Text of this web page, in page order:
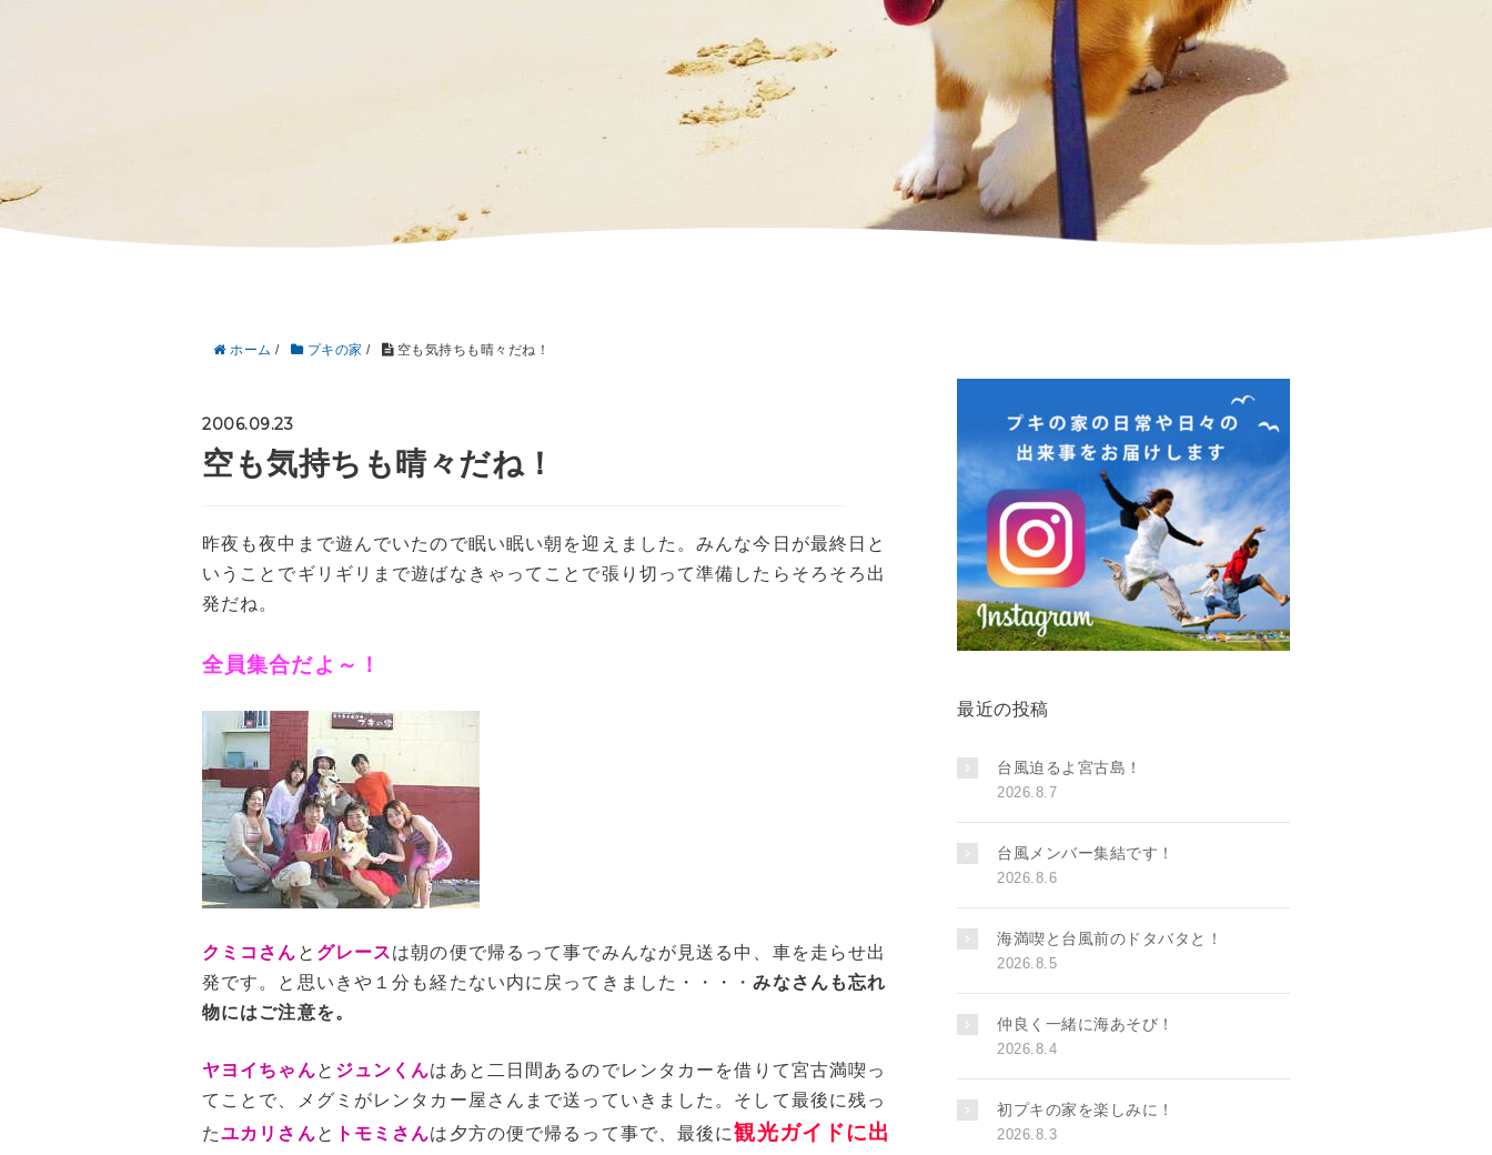
ホーム / プキの家 / 空も気持ちも晴々だね！
2006.09.23
空も気持ちも晴々だね！
昨夜も夜中まで遊んでいたので眠い眠い朝を迎えました。みんな今日が最終日と
いうことでギリギリまで遊ばなきゃってことで張り切って準備したらそろそろ出
発だね。
全員集合だよ～！
クミコさん と グレースは朝の便で帰るって事でみんなが見送る中、車を走らせ出
発です。と思いきや１分も経たない内に戻ってきました・・・・みなさんも忘れ
物にはご注意を。
ヤヨイちゃんと ジュンくんはあと二日間あるのでレンタカーを借りて宮古満喫っ
てことで、メグミがレンタカー屋さんまで送っていきました。そして最後に残っ
たユカリさんと トモミさんは夕方の便で帰るって事で、最後に観光ガイドに出
最近の投稿
台風迫るよ宮古島！
2026.8.7
台風メンバー集結です！
2026.8.6
海満喫と台風前のドタバタと！
2026.8.5
仲良く一緒に海あそび！
2026.8.4
初プキの家を楽しみに！
2026.8.3